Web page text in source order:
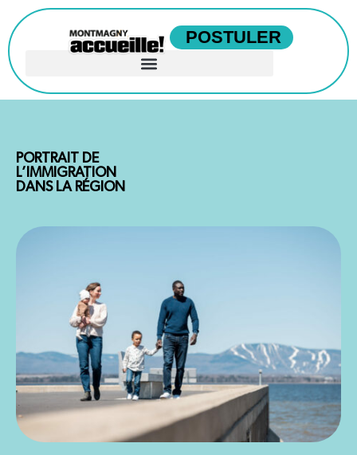
POSTULER
PORTRAIT DE
L’IMMIGRATION
DANS LA RÉGION